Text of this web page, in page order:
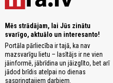
Mēs strādājam, lai Jūs zinātu
svarīgo, aktuālo un interesanto!
Portāla pārliecība ir tajā, ka nav
mazsvarīgu lietu – lasītājs ir ne vien
jāinformē, jābrīdina un jāizglīto, bet arī
jādod brīdis atelpai no dienas
saspringtajiem darbiem.